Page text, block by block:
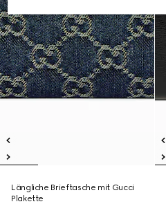
Längliche Brieftasche mit Gucci
Plakette